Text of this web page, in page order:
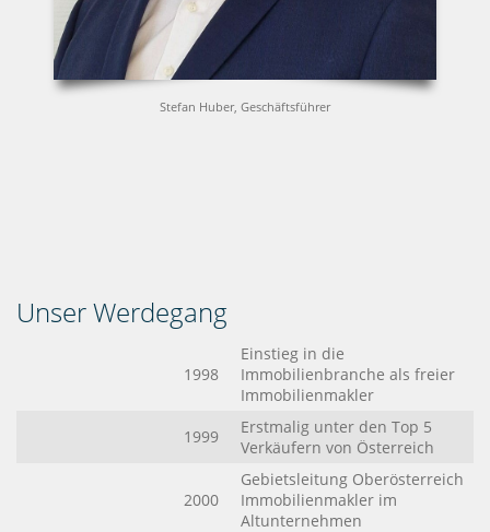
Stefan Huber, Geschäftsführer
Unser Werdegang
1998
Einstieg in die
Immobilienbranche als freier
Immobilienmakler
1999
Erstmalig unter den Top 5
Verkäufern von Österreich
2000
Gebietsleitung Oberösterreich
Immobilienmakler im
Altunternehmen